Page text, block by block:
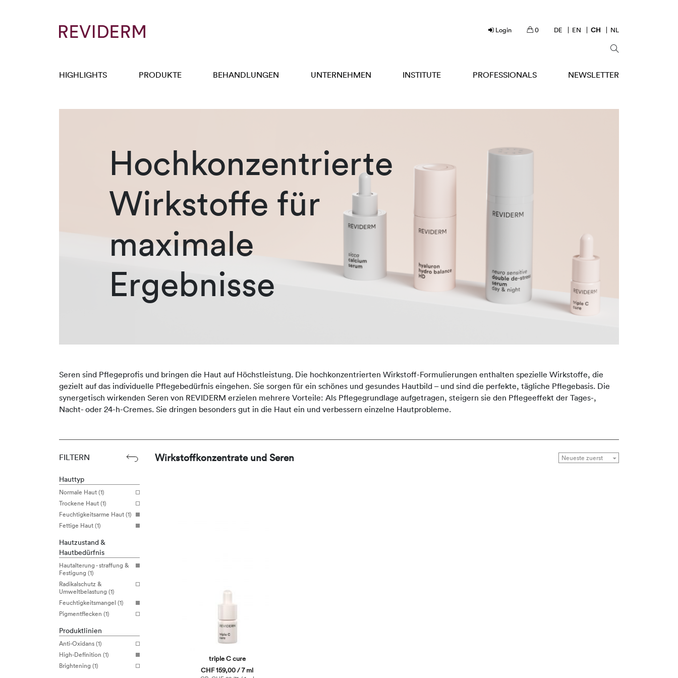
Login 0 DE EN CH NL
HIGHLIGHTS PRODUKTE BEHANDLUNGEN UNTERNEHMEN INSTITUTE PROFESSIONALS NEWSLETTER
Hochkonzentrierte
Wirkstoffe für
maximale
Ergebnisse
Seren sind Pflegeprofis und bringen die Haut auf Höchstleistung. Die hochkonzentrierten Wirkstoff-Formulierungen enthalten spezielle Wirkstoffe, die
gezielt auf das individuelle Pflegebedürfnis eingehen. Sie sorgen für ein schönes und gesundes Hautbild – und sind die perfekte, tägliche Pflegebasis. Die
synergetisch wirkenden Seren von REVIDERM erzielen mehrere Vorteile: Als Pflegegrundlage aufgetragen, steigern sie den Pflegeeffekt der Tages-,
Nacht- oder 24-h-Cremes. Sie dringen besonders gut in die Haut ein und verbessern einzelne Hautprobleme.
FILTERN
Hauttyp
Normale Haut (1)
Trockene Haut (1)
Feuchtigkeitsarme Haut (1)
Fettige Haut (1)
Hautzustand &
Hautbedürfnis
Hautalterung - straffung &
Festigung (1)
Radikalschutz &
Umweltbelastung (1)
Feuchtigkeitsmangel (1)
Pigmentflecken (1)
Produktlinien
Anti-Oxidans (1)
High-Definition (1)
Brightening (1)
Wirkstoffkonzentrate und Seren
triple C cure
CHF 159,00 / 7 ml